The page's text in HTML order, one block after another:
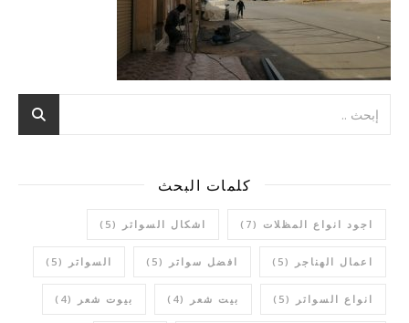
كلمات البحث
اجود انواع المظلات (7) اشكال السواتر (5)
اعمال الهناجر (5) افضل سواتر (5) السواتر (5)
انواع السواتر (5) بيت شعر (4) بيوت شعر (4)